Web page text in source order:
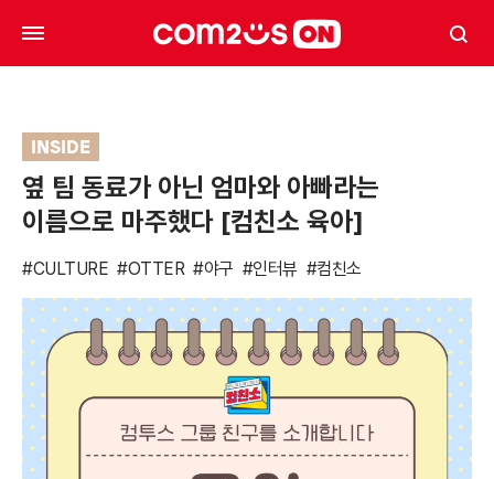
INSIDE
옆 팀 동료가 아닌 엄마와 아빠라는
이름으로 마주했다 [컴친소 육아]
#CULTURE #OTTER #야구 #인터뷰 #컴친소